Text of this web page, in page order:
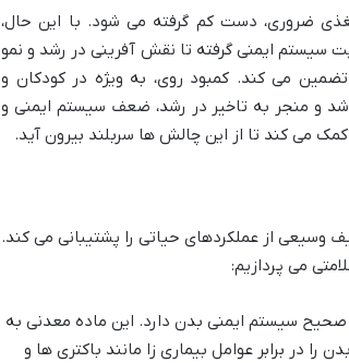
ضروری، دست کم گرفته می شود. با این حال،
سیستم ایمنی گرفته تا نقش آفرینی در رشد و نمو
می کند. کمبود روی، به ویژه در کودکان و
و منجر به تاخیر در رشد، ضعف سیستم ایمنی و
می کند تا از این چالش ها سربلند بیرون آید.
آنزیمی در بدن، طیف وسیعی از عملکردهای حیاتی را پشتیبانی می کند.
می پردازیم:
سیستم ایمنی بدن دارد. این ماده معدنی به
در برابر عوامل بیماری زا مانند باکتری ها و